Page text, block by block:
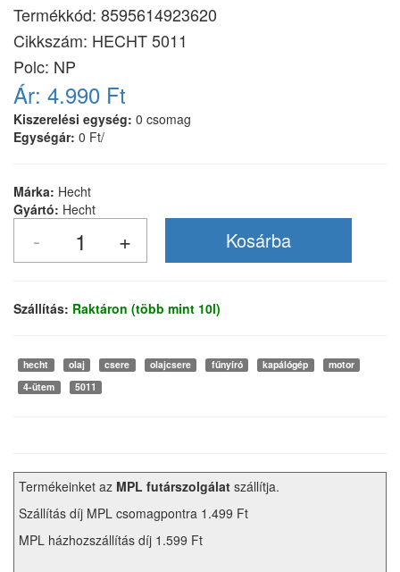
Termékkód: 8595614923620
Cikkszám: HECHT 5011
Polc: NP
Ár: 4.990 Ft
Kiszerelési egység: 0 csomag
Egységár: 0 Ft/
Márka: Hecht
Gyártó: Hecht
Szállítás: Raktáron (több mint 10l)
hecht olaj csere olajcsere fűnyíró kapálógép
motor
4-ütem
5011
Termékeinket az MPL futárszolgálat szállítja.
Szállítás díj MPL csomagpontra 1.499 Ft
MPL házhozszállítás díj 1.599 Ft